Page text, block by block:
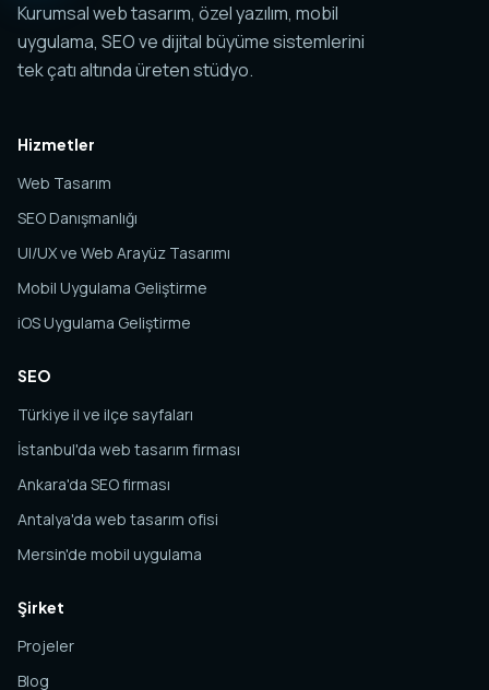
Kurumsal web tasarım, özel yazılım, mobil
uygulama, SEO ve dijital büyüme sistemlerini
tek çatı altında üreten stüdyo.
Hizmetler
Web Tasarım
SEO Danışmanlığı
UI/UX ve Web Arayüz Tasarımı
Mobil Uygulama Geliştirme
iOS Uygulama Geliştirme
SEO
Türkiye il ve ilçe sayfaları
İstanbul'da web tasarım firması
Ankara'da SEO firması
Antalya'da web tasarım ofisi
Mersin'de mobil uygulama
Şirket
Projeler
Blog